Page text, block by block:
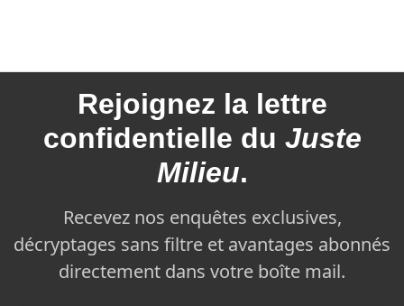
Rejoignez la lettre
confidentielle du Juste
Milieu.
Recevez nos enquêtes exclusives,
décryptages sans filtre et avantages abonnés
directement dans votre boîte mail.